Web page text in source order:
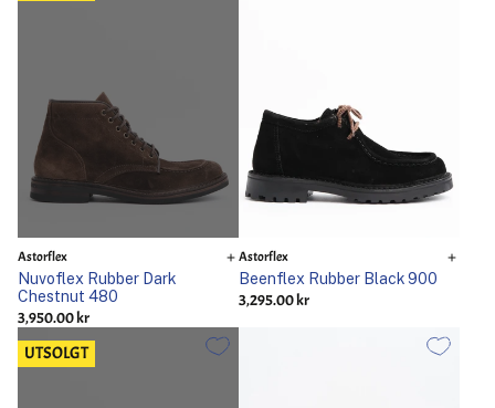
Astorflex
Nuvoflex Rubber Dark
Chestnut 480
3,950.00 kr
Astorflex
Beenflex Rubber Black 900
3,295.00 kr
UTSOLGT